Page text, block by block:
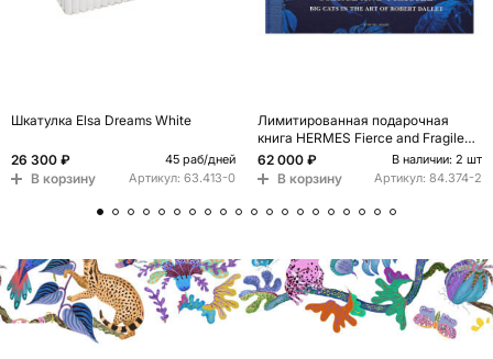
Шкатулка Elsa Dreams White
26 300 ₽ 45 раб/дней
В корзину Артикул: 63.413-0
Лимитированная подарочная
книга HERMES Fierce and Fragile
book, English version
62 000 ₽ В наличии: 2 шт
В корзину Артикул: 84.374-2